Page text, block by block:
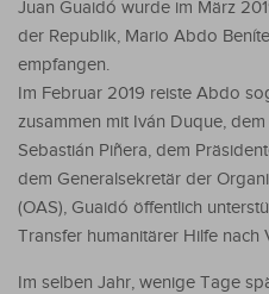
Juan Guaidó wurde im März
der Republik, Mario Abdo
empfangen.
Im Februar 2019 reiste Abdo
zusammen mit Iván Duque,
Sebastián Piñera, dem
dem Generalsekretär der
(OAS), Guaidó öffentlich
Transfer humanitärer Hilfe nach
Im selben Jahr, wenige Tage